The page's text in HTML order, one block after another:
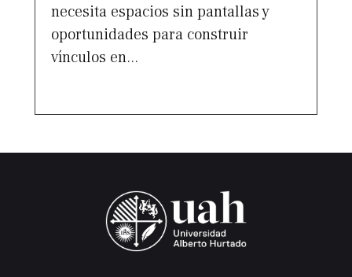
necesita espacios sin pantallas y
oportunidades para construir
vínculos en...